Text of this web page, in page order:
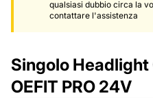
qualsiasi dubbio circa la
contattare l'assistenza
Singolo Headlight
OEFIT PRO 24V